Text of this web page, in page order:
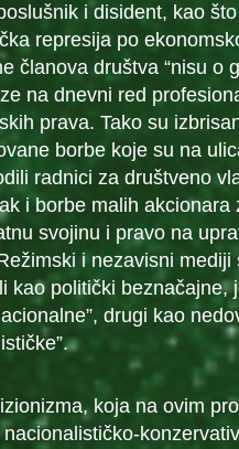
i disident, kao
represija po
članova društva “nisu o
na dnevni red
prava. Tako su
borbe koje su na
radnici za društveno
i borbe malih akcionara
svojinu i pravo na
i nezavisni mediji
kao politički beznačajne,
drugi kao
koja na ovim